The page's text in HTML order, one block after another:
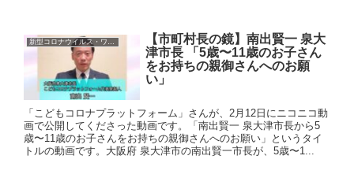
【市町村長の鏡】南出賢一 泉大
津市長 「5歳〜11歳のお子さん
をお持ちの親御さんへのお願
い」
「こどもコロナプラットフォーム」さんが、2月12日にニコニコ動
画で公開してくださった動画です。「南出賢一 泉大津市長から5
歳〜11歳のお子さんをお持ちの親御さんへのお願い」というタイ
トルの動画です。大阪府 泉大津市の南出賢一市長が、5歳〜1...